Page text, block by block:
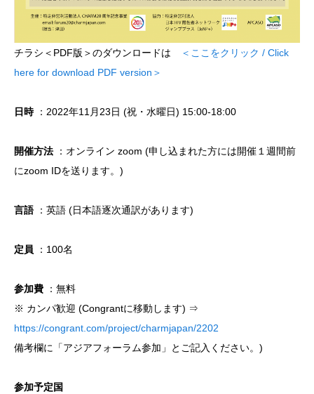
チラシ＜PDF版＞のダウンロードは
＜ここをクリック / Click
here for download PDF version＞
日時：2022年11月23日 (祝・水曜日) 15:00-18:00
開催方法 ：オンライン zoom (申し込まれた方には開催１週間前
にzoom IDを送ります。)
言語 ：英語 (日本語逐次通訳があります)
定員 ：100名
参加費 ：無料
※ カンパ歓迎 (Congrantに移動します) ⇒
https://congrant.com/project/charmjapan/2202
備考欄に「アジアフォーラム参加」とご記入ください。)
参加予定国